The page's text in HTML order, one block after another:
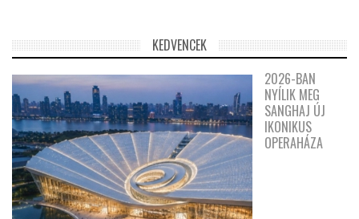
KEDVENCEK
2026-BAN
NYÍLIK MEG
SANGHAJ ÚJ
IKONIKUS
OPERAHÁZA